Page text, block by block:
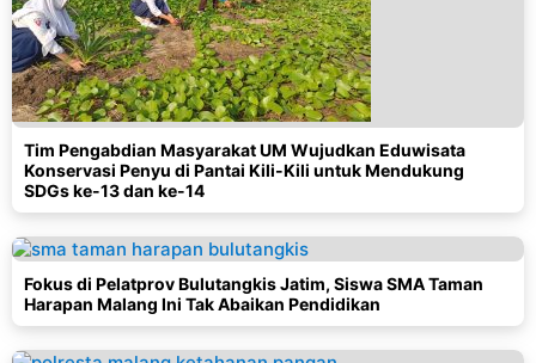
Tim Pengabdian Masyarakat UM Wujudkan Eduwisata
Konservasi Penyu di Pantai Kili-Kili untuk Mendukung
SDGs ke-13 dan ke-14
Fokus di Pelatprov Bulutangkis Jatim, Siswa SMA Taman
Harapan Malang Ini Tak Abaikan Pendidikan